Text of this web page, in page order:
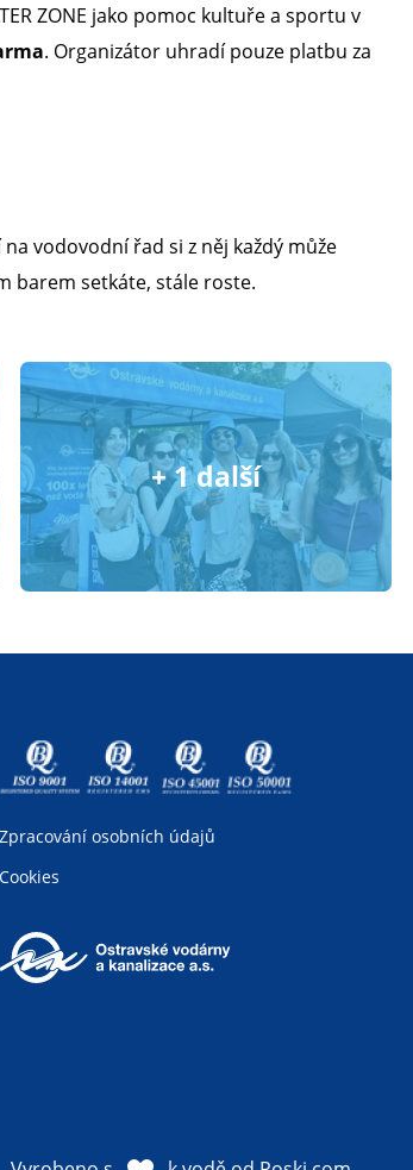
ZONE jako pomoc kultuře a sportu v
. Organizátor uhradí pouze platbu za
vodovodní řad si z něj každý může
barem setkáte, stále roste.
Zpracování osobních údajů
Cookies